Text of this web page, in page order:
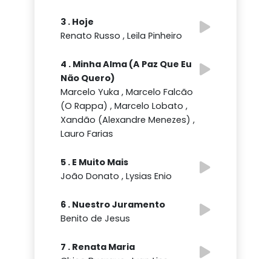
3 . Hoje
Renato Russo , Leila Pinheiro
4 . Minha Alma (A Paz Que Eu
Não Quero)
Marcelo Yuka , Marcelo Falcão
(O Rappa) , Marcelo Lobato ,
Xandão (Alexandre Menezes) ,
Lauro Farias
5 . E Muito Mais
João Donato , Lysias Enio
6 . Nuestro Juramento
Benito de Jesus
7 . Renata Maria